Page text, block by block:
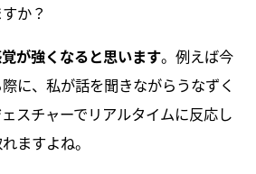
か？
が強くなると思います。例えば今
に、私が話を聞きながらうなずく
スチャーでリアルタイムに反応し
ますよね。